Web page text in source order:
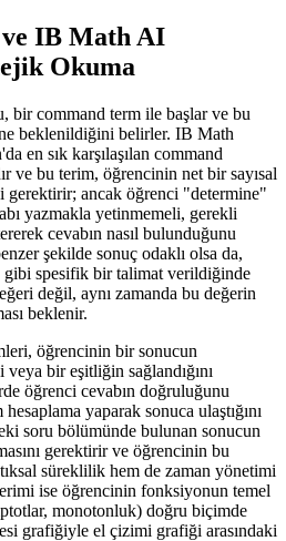
IB Math AI
Okuma
bir command term ile başlar ve bu
beklenildiğini belirler. IB Math
en sık karşılaşılan command
ve bu terim, öğrencinin net bir sayısal
gerektirir; ancak öğrenci "determine"
yazmakla yetinmemeli, gerekli
cevabın nasıl bulunduğunu
şekilde sonuç odaklı olsa da,
spesifik bir talimat verildiğinde
değil, aynı zamanda bu değerin
beklenir.
öğrencinin bir sonucun
bir eşitliğin sağlandığını
öğrenci cevabın doğruluğunu
yaparak sonuca ulaştığını
soru bölümünde bulunan sonucun
gerektirir ve öğrencinin bu
süreklilik hem de zaman yönetimi
ise öğrencinin fonksiyonun temel
monotonluk) doğru biçimde
grafiğiyle el çizimi grafiği arasındaki